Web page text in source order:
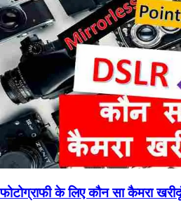
फोटोग्राफी के लिए कौन सा कैमरा खरीदूं